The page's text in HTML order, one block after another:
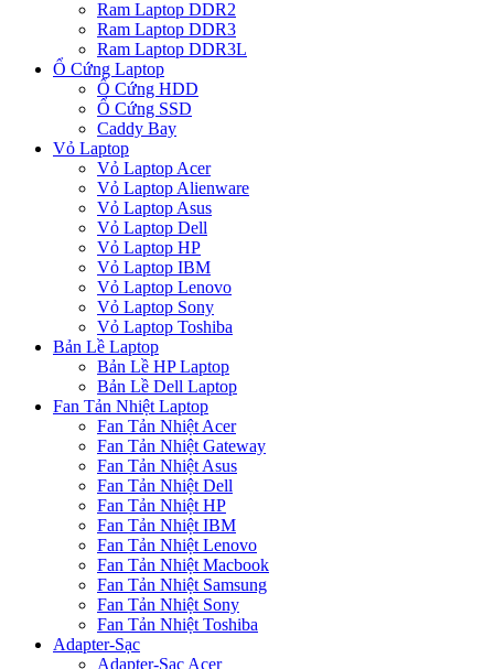
Ram Laptop DDR2
Ram Laptop DDR3
Ram Laptop DDR3L
Ổ Cứng Laptop
Ổ Cứng HDD
Ổ Cứng SSD
Caddy Bay
Vỏ Laptop
Vỏ Laptop Acer
Vỏ Laptop Alienware
Vỏ Laptop Asus
Vỏ Laptop Dell
Vỏ Laptop HP
Vỏ Laptop IBM
Vỏ Laptop Lenovo
Vỏ Laptop Sony
Vỏ Laptop Toshiba
Bản Lề Laptop
Bản Lề HP Laptop
Bản Lề Dell Laptop
Fan Tản Nhiệt Laptop
Fan Tản Nhiệt Acer
Fan Tản Nhiệt Gateway
Fan Tản Nhiệt Asus
Fan Tản Nhiệt Dell
Fan Tản Nhiệt HP
Fan Tản Nhiệt IBM
Fan Tản Nhiệt Lenovo
Fan Tản Nhiệt Macbook
Fan Tản Nhiệt Samsung
Fan Tản Nhiệt Sony
Fan Tản Nhiệt Toshiba
Adapter-Sạc
Adapter-Sạc Acer